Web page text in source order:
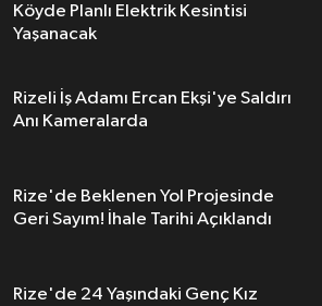
Köyde Planlı Elektrik Kesintisi
Yaşanacak
Rizeli İş Adamı Ercan Ekşi'ye Saldırı
Anı Kameralarda
Rize'de Beklenen Yol Projesinde
Geri Sayım! İhale Tarihi Açıklandı
Rize'de 24 Yaşındaki Genç Kız